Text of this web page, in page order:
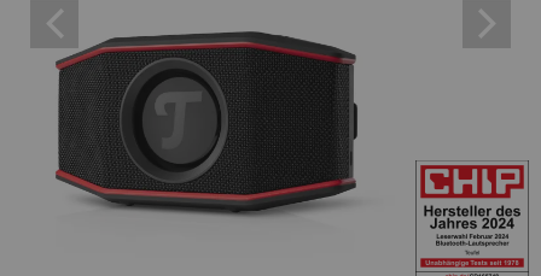
werden. Mit dem Anklicken des Inhalts wird zugestimmt,
dass externe Inhalte angezeigt werden. Dabei können
personenbezogene Daten an Drittplattformen
übermittelt werden.
Weitere Informationen sind in der
Datenschutzerklärung unter I zu finden